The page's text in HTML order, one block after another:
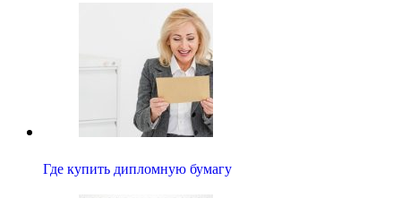
Где купить дипломную бумагу